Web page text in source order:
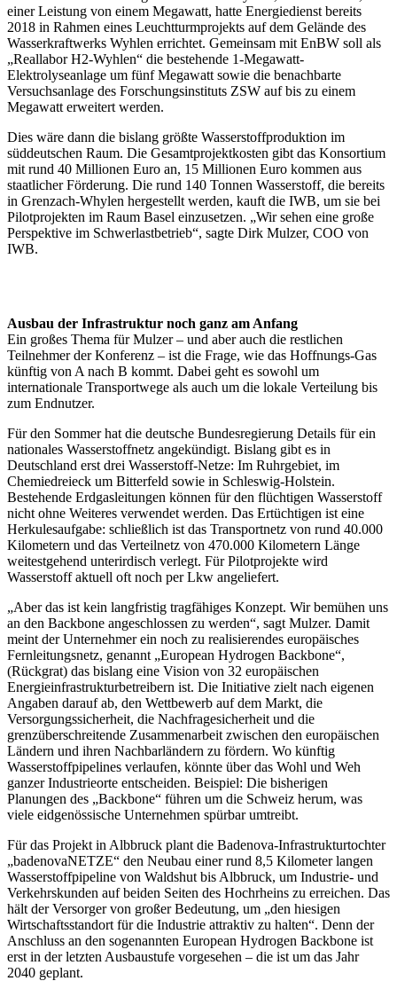
einer Leistung von einem Megawatt, hatte Energiedienst bereits
2018 in Rahmen eines Leuchtturmprojekts auf dem Gelände des
Wasserkraftwerks Wyhlen errichtet. Gemeinsam mit EnBW soll als
„Reallabor H2-Wyhlen“ die bestehende 1-Megawatt-
Elektrolyseanlage um fünf Megawatt sowie die benachbarte
Versuchsanlage des Forschungsinstituts ZSW auf bis zu einem
Megawatt erweitert werden.
Dies wäre dann die bislang größte Wasserstoffproduktion im
süddeutschen Raum. Die Gesamtprojektkosten gibt das Konsortium
mit rund 40 Millionen Euro an, 15 Millionen Euro kommen aus
staatlicher Förderung. Die rund 140 Tonnen Wasserstoff, die bereits
in Grenzach-Whylen hergestellt werden, kauft die IWB, um sie bei
Pilotprojekten im Raum Basel einzusetzen. „Wir sehen eine große
Perspektive im Schwerlastbetrieb“, sagte Dirk Mulzer, COO von
IWB.
Ausbau der Infrastruktur noch ganz am Anfang
Ein großes Thema für Mulzer – und aber auch die restlichen
Teilnehmer der Konferenz – ist die Frage, wie das Hoffnungs-Gas
künftig von A nach B kommt. Dabei geht es sowohl um
internationale Transportwege als auch um die lokale Verteilung bis
zum Endnutzer.
Für den Sommer hat die deutsche Bundesregierung Details für ein
nationales Wasserstoffnetz angekündigt. Bislang gibt es in
Deutschland erst drei Wasserstoff-Netze: Im Ruhrgebiet, im
Chemiedreieck um Bitterfeld sowie in Schleswig-Holstein.
Bestehende Erdgasleitungen können für den flüchtigen Wasserstoff
nicht ohne Weiteres verwendet werden. Das Ertüchtigen ist eine
Herkulesaufgabe: schließlich ist das Transportnetz von rund 40.000
Kilometern und das Verteilnetz von 470.000 Kilometern Länge
weitestgehend unterirdisch verlegt. Für Pilotprojekte wird
Wasserstoff aktuell oft noch per Lkw angeliefert.
„Aber das ist kein langfristig tragfähiges Konzept. Wir bemühen uns
an den Backbone angeschlossen zu werden“, sagt Mulzer. Damit
meint der Unternehmer ein noch zu realisierendes europäisches
Fernleitungsnetz, genannt „European Hydrogen Backbone“,
(Rückgrat) das bislang eine Vision von 32 europäischen
Energieinfrastrukturbetreibern ist. Die Initiative zielt nach eigenen
Angaben darauf ab, den Wettbewerb auf dem Markt, die
Versorgungssicherheit, die Nachfragesicherheit und die
grenzüberschreitende Zusammenarbeit zwischen den europäischen
Ländern und ihren Nachbarländern zu fördern. Wo künftig
Wasserstoffpipelines verlaufen, könnte über das Wohl und Weh
ganzer Industrieorte entscheiden. Beispiel: Die bisherigen
Planungen des „Backbone“ führen um die Schweiz herum, was
viele eidgenössische Unternehmen spürbar umtreibt.
Für das Projekt in Albbruck plant die Badenova-Infrastrukturtochter
„badenovaNETZE“ den Neubau einer rund 8,5 Kilometer langen
Wasserstoffpipeline von Waldshut bis Albbruck, um Industrie- und
Verkehrskunden auf beiden Seiten des Hochrheins zu erreichen. Das
hält der Versorger von großer Bedeutung, um „den hiesigen
Wirtschaftsstandort für die Industrie attraktiv zu halten“. Denn der
Anschluss an den sogenannten European Hydrogen Backbone ist
erst in der letzten Ausbaustufe vorgesehen – die ist um das Jahr
2040 geplant.